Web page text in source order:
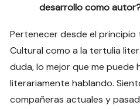
desarrollo como
Pertenecer desde el
Cultural como a la tertulia
duda, lo mejor que me puede
literariamente hablando.
compañeras actuales y